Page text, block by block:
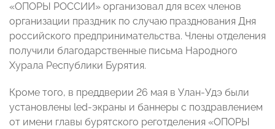
«ОПОРЫ РОССИИ» организовал для всех членов
организации праздник по случаю празднования Дня
российского предпринимательства. Члены отделения
получили благодарственные письма Народного
Хурала Республики Бурятия.
Кроме того, в преддверии 26 мая в Улан-Удэ были
установлены led-экраны и баннеры с поздравлением
от имени главы бурятского реготделения «ОПОРЫ